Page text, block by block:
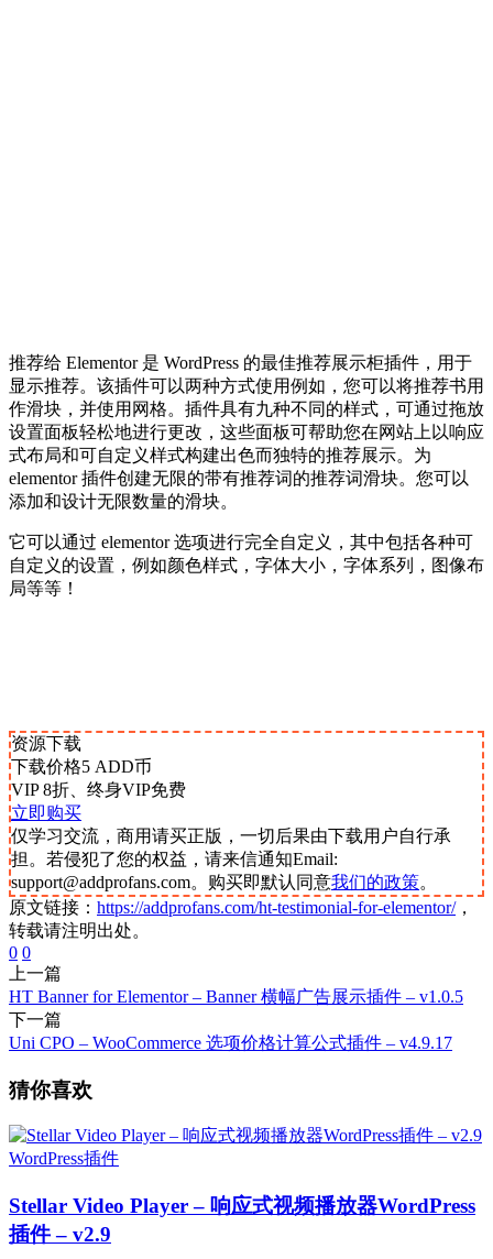
推荐给 Elementor 是 WordPress 的最佳推荐展示柜插件，用于
显示推荐。该插件可以两种方式使用例如，您可以将推荐书用
作滑块，并使用网格。插件具有九种不同的样式，可通过拖放
设置面板轻松地进行更改，这些面板可帮助您在网站上以响应
式布局和可自定义样式构建出色而独特的推荐展示。为
elementor 插件创建无限的带有推荐词的推荐词滑块。您可以
添加和设计无限数量的滑块。
它可以通过 elementor 选项进行完全自定义，其中包括各种可
自定义的设置，例如颜色样式，字体大小，字体系列，图像布
局等等！
资源下载
下载价格5 ADD币
VIP 8折、终身VIP免费
立即购买
仅学习交流，商用请买正版，一切后果由下载用户自行承
担。若侵犯了您的权益，请来信通知Email:
support@addprofans.com。购买即默认同意我们的政策。
原文链接： https://addprofans.com/ht-testimonial-for-elementor/，
转载请注明出处。
0 0
上一篇
HT Banner for Elementor – Banner 横幅广告展示插件 – v1.0.5
下一篇
Uni CPO – WooCommerce 选项价格计算公式插件 – v4.9.17
猜你喜欢
WordPress插件
Stellar Video Player – 响应式视频播放器WordPress
插件 – v2.9